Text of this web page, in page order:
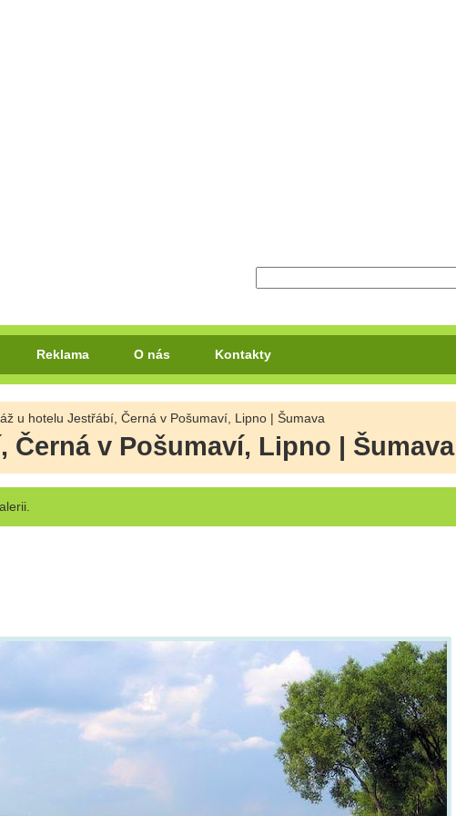
Reklama O nás Kontakty
u hotelu Jestřábí, Černá v Pošumaví, Lipno | Šumava
Černá v Pošumaví, Lipno | Šumava